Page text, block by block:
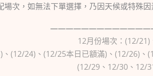
次，如無法下單選擇，乃因天候或特殊
12月份場次： (12/21)
(12/24)、(12/25本日已額滿)、(12/26)、
(12/29、12/30、12/